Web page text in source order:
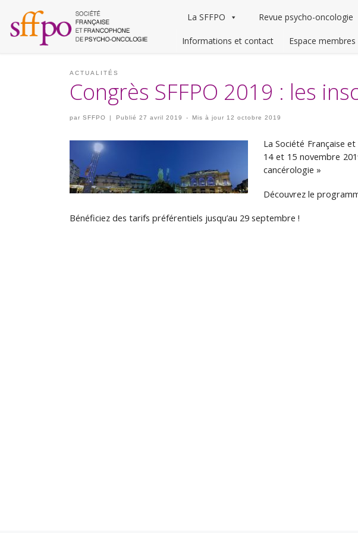
La SFFPO Revue psycho-oncologie
Informations et contact Espace membres
ACTUALITÉS
Congrès SFFPO 2019 : les
par SFFPO | Publié 27 avril 2019 - Mis à jour 12 octobre 2019
La Société Française
14 et 15 novembre
cancérologie »
Découvrez le
Bénéficiez des tarifs préférentiels jusqu’au 29 septembre !